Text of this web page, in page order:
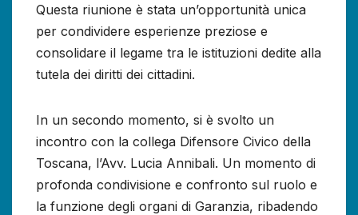
Questa riunione è stata un’opportunità unica
per condividere esperienze preziose e
consolidare il legame tra le istituzioni dedite alla
tutela dei diritti dei cittadini.
In un secondo momento, si è svolto un
incontro con la collega Difensore Civico della
Toscana, l’Avv. Lucia Annibali. Un momento di
profonda condivisione e confronto sul ruolo e
la funzione degli organi di Garanzia, ribadendo